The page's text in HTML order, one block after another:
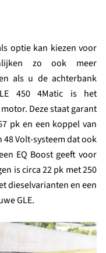
optie kan kiezen voor
zo ook meer
als u de achterbank
450 4Matic is het
Deze staat garant
pk en een koppel van
48 Volt-systeem dat ook
EQ Boost geeft voor
is circa 22 pk met 250
dieselvarianten en een
GLE.